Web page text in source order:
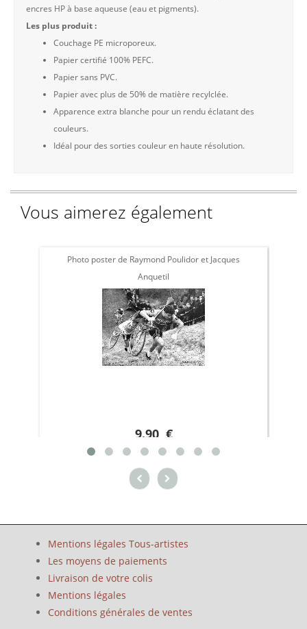
encres HP à base aqueuse (eau et pigments).
Les plus produit :
Couchage PE microporeux.
Papier certifié 100% PEFC.
Papier sans PVC.
Papier avec plus de 50% de matière recylclée.
Apparence extra blanche pour un rendu éclatant des
couleurs.
Idéal pour des sorties couleur en haute résolution.
Vous aimerez également
Photo poster de Raymond Poulidor et Jacques
Anquetil
9.90 €
Mentions légales Tous-artistes
Les moyens de paiements
Livraison de votre colis
Mentions légales
Conditions générales de ventes